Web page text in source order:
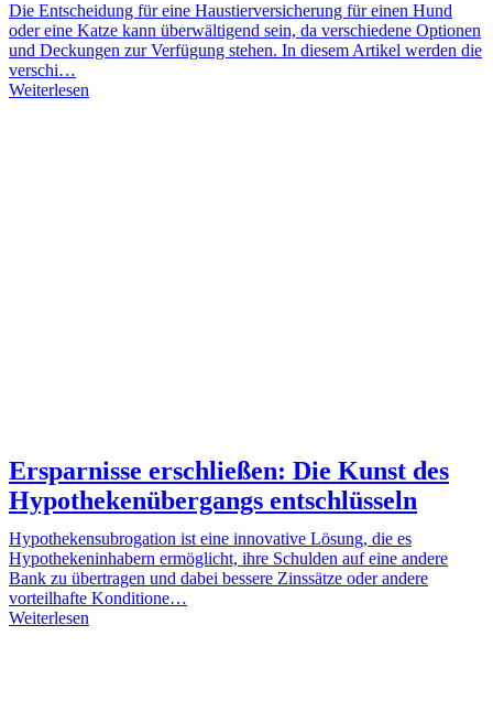
Die Entscheidung für eine Haustierversicherung für einen Hund
oder eine Katze kann überwältigend sein, da verschiedene Optionen
und Deckungen zur Verfügung stehen. In diesem Artikel werden die
verschi…
Weiterlesen
Ersparnisse erschließen: Die Kunst des
Hypothekenübergangs entschlüsseln
Hypothekensubrogation ist eine innovative Lösung, die es
Hypothekeninhabern ermöglicht, ihre Schulden auf eine andere
Bank zu übertragen und dabei bessere Zinssätze oder andere
vorteilhafte Konditione…
Weiterlesen